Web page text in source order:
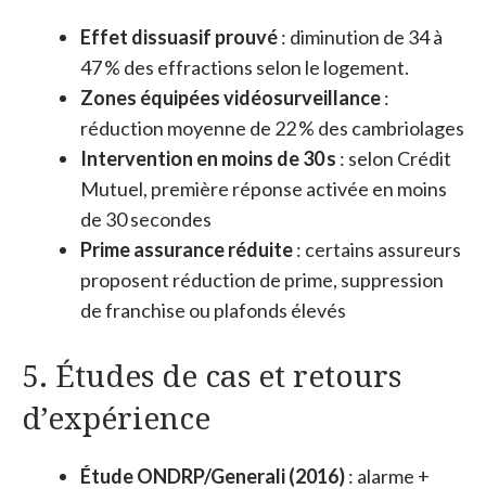
Effet dissuasif prouvé: diminution de 34 à
47 % des effractions selon le logement.
Zones équipées vidéosurveillance:
réduction moyenne de 22 % des cambriolages
Intervention en moins de 30 s : selon Crédit
Mutuel, première réponse activée en moins
de 30 secondes
Prime assurance réduite: certains assureurs
proposent réduction de prime, suppression
de franchise ou plafonds élevés
5. Études de cas et retours
d’expérience
Étude ONDRP/Generali (2016): alarme +